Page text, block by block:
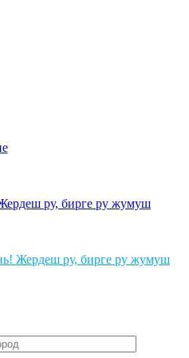
Жердеш ру, бирге ру жумуш